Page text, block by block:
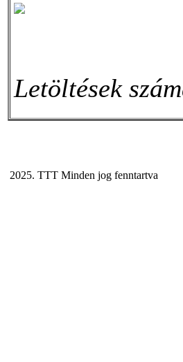
Letöltések
2025. TTT Minden jog fenntartva